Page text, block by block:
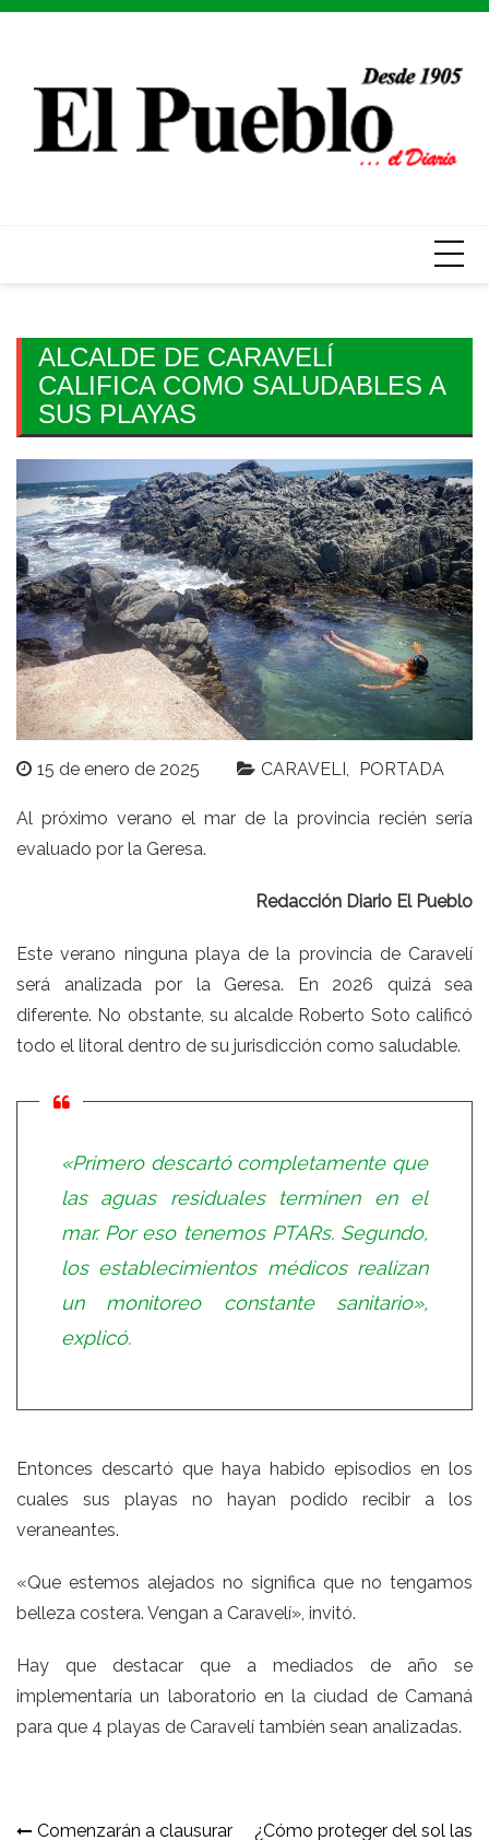
Skip
ALCALDE DE CARAVELÍ
CALIFICA COMO SALUDABLES A
SUS PLAYAS
15 de enero de 2025 CARAVELI PORTADA
Al próximo verano el mar de la provincia recién sería
evaluado por la Geresa.
Redacción Diario El Pueblo
Este verano ninguna playa de la provincia de Caravelí
será analizada por la Geresa. En 2026 quizá sea
diferente. No obstante, su alcalde Roberto Soto calificó
todo el litoral dentro de su jurisdicción como saludable.
«Primero descartó completamente que
las aguas residuales terminen en el
mar. Por eso tenemos PTARs. Segundo,
los establecimientos médicos realizan
un monitoreo constante sanitario»,
explicó.
Entonces descartó que haya habido episodios en los
cuales sus playas no hayan podido recibir a los
veraneantes.
«Que estemos alejados no significa que no tengamos
belleza costera. Vengan a Caravelí», invitó.
Hay que destacar que a mediados de año se
implementaría un laboratorio en la ciudad de Camaná
para que 4 playas de Caravelí también sean analizadas.
Comenzarán a clausurar
¿Cómo proteger del sol las